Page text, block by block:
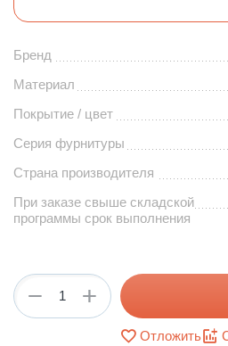
Бренд
Материал
Покрытие / цвет
Серия фурнитуры
Страна производителя
При заказе свыше складской
программы срок выполнения
+
−
Отложить